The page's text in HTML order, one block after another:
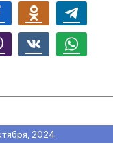
2024